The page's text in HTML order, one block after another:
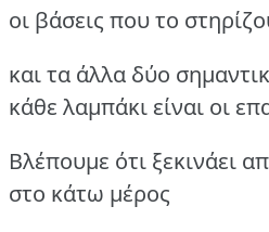
οι βάσεις που το
και τα άλλα δύο
κάθε λαμπάκι είναι οι
Βλέπουμε ότι ξεκινάει
στο κάτω μέρος